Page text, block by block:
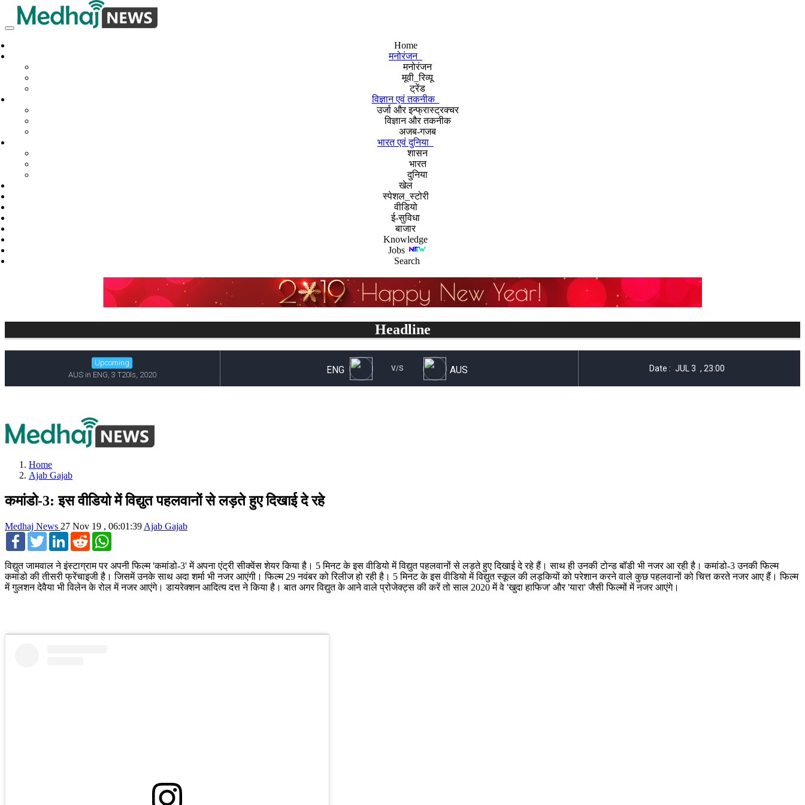
Home
मनोरंजन
मनोरंजन
मूवी_रिव्यू
ट्रेंड
विज्ञान एवं तकनीक
उर्जा और इन्फ्रास्ट्रक्चर
विज्ञान और तकनीक
अजब-गजब
भारत एवं दुनिया
शासन
भारत
दुनिया
खेल
स्पेशल_स्टोरी
वीडियो
ई-सुविधा
बाजार
Knowledge
Jobs
Search
Headline
Home
Ajab Gajab
कमांडो-3: इस वीडियो में विद्युत पहलवानों से लड़ते हुए दिखाई दे रहे
Medhaj News 27 Nov 19 , 06:01:39 Ajab Gajab
FacebookTwitterLinkedInReddit
विद्युत जामवाल ने इंस्टाग्राम पर अपनी फिल्म 'कमांडो-3' में अपना एंट्री सीक्वेंस शेयर किया है। 5 मिनट के इस वीडियो में विद्युत पहलवानों से लड़ते हुए दिखाई दे रहे हैं। साथ ही उनकी टोन्ड बॉडी भी नजर आ रही है। कमांडो-3 उनकी फिल्म
कमांडो की तीसरी फ्रेंचाइजी है। जिसमें उनके साथ अदा शर्मा भी नजर आएंगी। फिल्म 29 नवंबर को रिलीज हो रही है। 5 मिनट के इस वीडियो में विद्युत स्कूल की लड़कियों को परेशान करने वाले कुछ पहलवानों को चित्त करते नजर आए हैं। फिल्म
में गुलशन देवैया भी विलेन के रोल में नजर आएंगे। डायरेक्शन आदित्य दत्त ने किया है। बात अगर विद्युत के आने वाले प्रोजेक्ट्स की करें तो साल 2020 में वे 'खुदा हाफिज' और 'यारा' जैसी फिल्मों में नजर आएंगे।